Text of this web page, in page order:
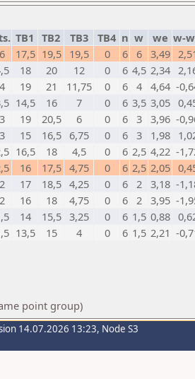
TB1 TB2 TB3 TB4 n w we w-
6 17,5 19,5 19,5 0 6 6 3,49
18 20 12 0 6 4,5 2,34
4 19 21 11,75 0 6 4 4,64 -
14,5 16 7 0 6 3,5 3,05
3 19 20,5 6 0 6 3 3,96 -
3 15 16,5 6,75 0 6 3 1,98
16,5 18 4,5 0 6 2,5 4,22 -
16 17,5 4,75 0 6 2,5 2,05
2 17 18,5 4,25 0 6 2 3,18 -
2 16 18 4,75 0 6 2 3,95 -
14 15,5 3,25 0 6 1,5 0,88
13,5 15 4 0 6 1,5 2,21 -
point group)
14.07.2026 13:23, Node S3